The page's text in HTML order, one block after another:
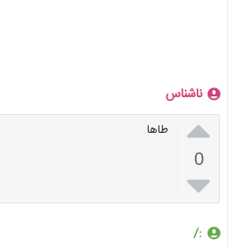
ناشناس

0

طاها
:/